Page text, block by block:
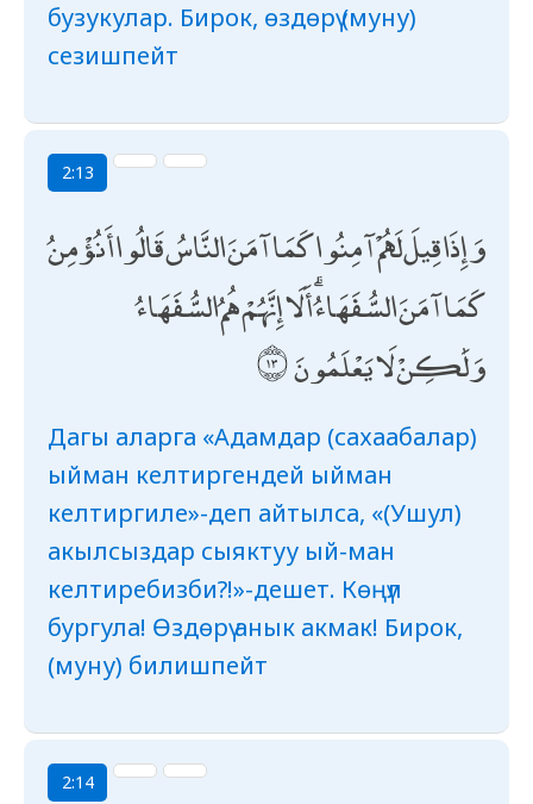
бузукулар. Бирок, өздөрү (муну)
сезишпейт
2:13
وَإِذَا قِيلَ لَهُمْ آمِنُوا كَمَا آمَنَ النَّاسُ قَالُوا أَنُؤْمِنُ
كَمَا آمَنَ السُّفَهَاءُ ۗ أَلَا إِنَّهُمْ هُمُ السُّفَهَاءُ
وَلَٰكِنْ لَا يَعْلَمُونَ
Дагы аларга «Адамдар (сахаабалар)
ыйман келтиргендей ыйман
келтиргиле»-деп айтылса, «(Ушул)
акылсыздар сыяктуу ый-ман
келтиребизби?!»-дешет. Көңүл
бургула! Өздөрү анык акмак! Бирок,
(муну) билишпейт
2:14